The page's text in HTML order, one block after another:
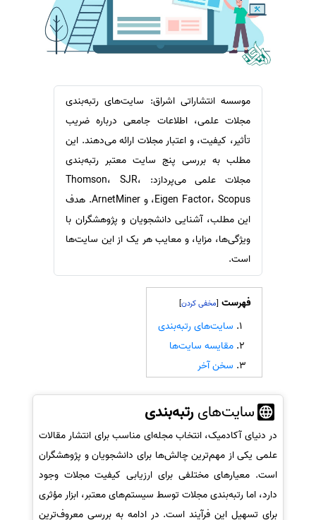
ترجمه عربی به فارسی
مشاهده همه زبان ها
سفارش ویرایش
سفارش پارافریز
سفارش فرمت‌بندی
سفارش کاهش کمیت
سفارش معرفی مجله
سفارش معرفی مقاله
سفارش معرفی کتاب
سفارش چکیده مبسوط
سفارش ترجمه مولتی‌مدیا
سفارش گویندگی
سفارش تولید محتوا
سفارش چکیده گرافیکی
سفارش انگیزه‌نامه‌SOP
موسسه انتشاراتی اشراق: سایت‌های رتبه‌بندی
مجلات علمی، اطلاعات جامعی درباره ضریب
تأثیر، کیفیت، و اعتبار مجلات ارائه می‌دهند. این
مطلب به بررسی پنج سایت معتبر رتبه‌بندی
مجلات علمی می‌پردازد: Thomson، SJR،
Eigen Factor، Scopus، و ArnetMiner. هدف
این مطلب، آشنایی دانشجویان و پژوهشگران با
ویژگی‌ها، مزایا، و معایب هر یک از این سایت‌ها
است.
فهرست [
]
سایت‌های رتبه‌بندی
مقایسه سایت‌ها
سخن آخر
سایت‌هایرتبه‌بندی
در دنیای آکادمیک، انتخاب مجله‌ای مناسب برای انتشار مقالات
علمی یکی از مهم‌ترین چالش‌ها برای دانشجویان و پژوهشگران
است. معیارهای مختلفی برای ارزیابی کیفیت مجلات وجود
دارد، اما رتبه‌بندی مجلات توسط سیستم‌های معتبر، ابزار مؤثری
برای تسهیل این فرآیند است. در ادامه به بررسی معروف‌ترین